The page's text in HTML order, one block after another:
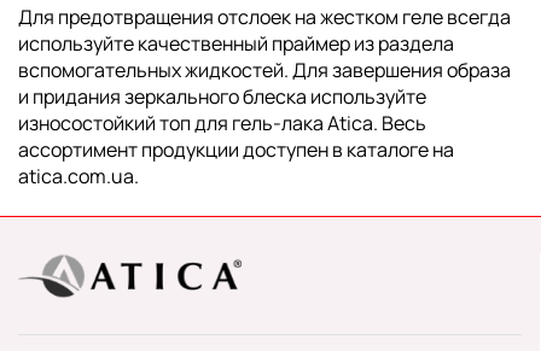
Для предотвращения отслоек на жестком геле всегда
используйте качественный праймер из раздела
вспомогательных жидкостей. Для завершения образа
и придания зеркального блеска используйте
износостойкийтоп для гель-лака Atica. Весь
ассортимент продукции доступен в каталоге на
atica.com.ua.